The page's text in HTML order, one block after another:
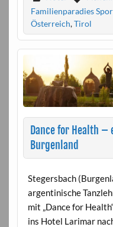
Familienparadies
Österreich,Tirol
Dance for Health –
Burgenland
Stegersbach
argentinische
mit „Dance for
ins Hotel Larimar